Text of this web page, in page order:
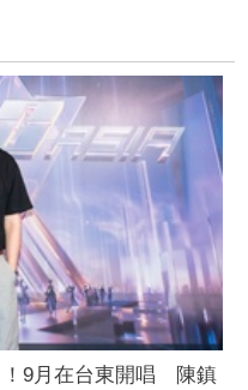
！9月在台東開唱 陳鎮